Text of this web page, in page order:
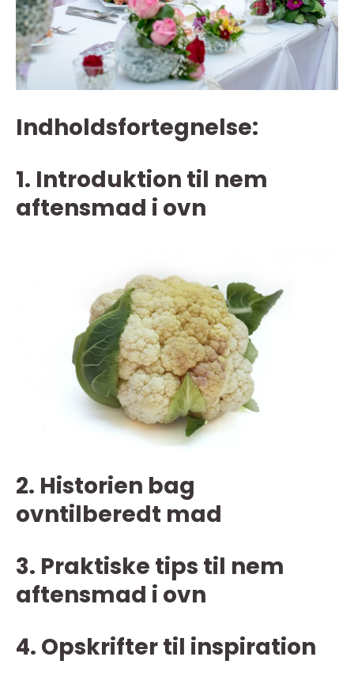
Indholdsfortegnelse:
1. Introduktion til nem
aftensmad i ovn
2. Historien bag
ovntilberedt mad
3. Praktiske tips til nem
aftensmad i ovn
4. Opskrifter til inspiration